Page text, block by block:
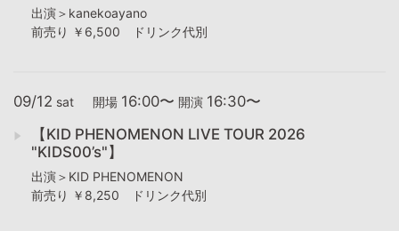
出演＞kanekoayano
前売り ￥6,500 ドリンク代別
09/12 sat 開場 16:00〜 開演 16:30〜
【KID PHENOMENON LIVE TOUR 2026
"KIDS00’s"】
出演＞KID PHENOMENON
前売り ￥8,250 ドリンク代別